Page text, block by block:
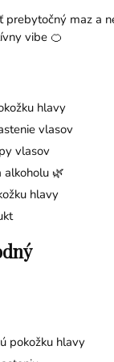
maz a
vibe 🍊
hlavy
vlasov
vlasov
🌿
hlavy
pokožku hlavy